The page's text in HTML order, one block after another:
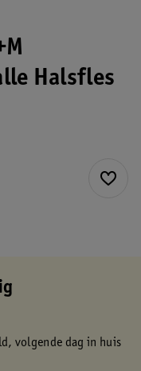
Halsfles
volgende dag in huis